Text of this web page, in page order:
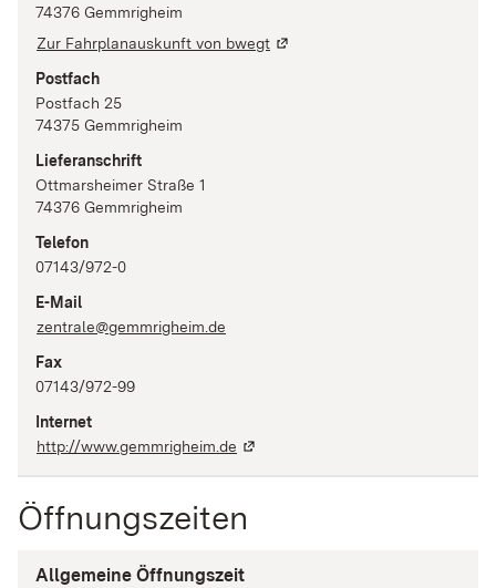
74376 Gemmrigheim
Zur Fahrplanauskunft von bwegt
Postfach
Postfach 25
74375 Gemmrigheim
Lieferanschrift
Ottmarsheimer Straße 1
74376 Gemmrigheim
Telefon
07143/972-0
E-Mail
zentrale@gemmrigheim.de
Fax
07143/972-99
Internet
http://www.gemmrigheim.de
Öffnungszeiten
Allgemeine Öffnungszeit